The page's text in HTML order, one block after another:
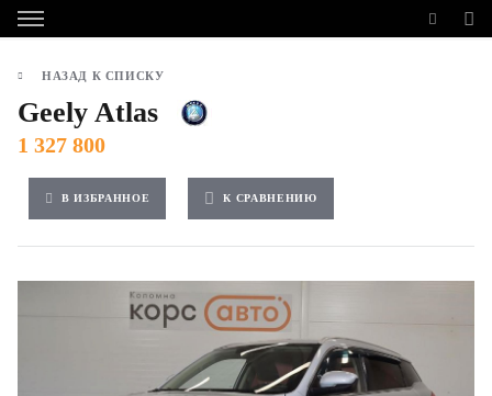
НАЗАД К СПИСКУ
Geely Atlas
1 327 800
В ИЗБРАННОЕ К СРАВНЕНИЮ